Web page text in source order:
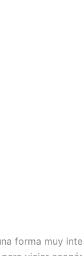
forma muy